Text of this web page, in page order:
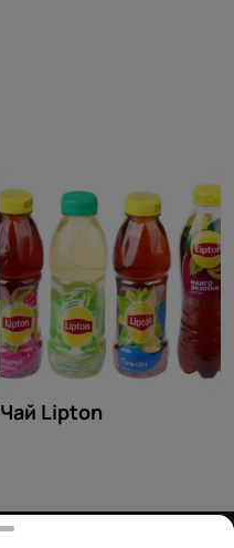
Чай Lipton